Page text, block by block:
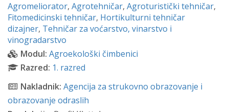
Agromeliorator, Agrotehničar, Agroturistički tehničar,
Fitomedicinski tehničar, Hortikulturni tehničar
dizajner, Tehničar za voćarstvo, vinarstvo i
vinogradarstvo
Modul: Agroekološki čimbenici
Razred: 1. razred
Nakladnik: Agencija za strukovno obrazovanje i
obrazovanje odraslih